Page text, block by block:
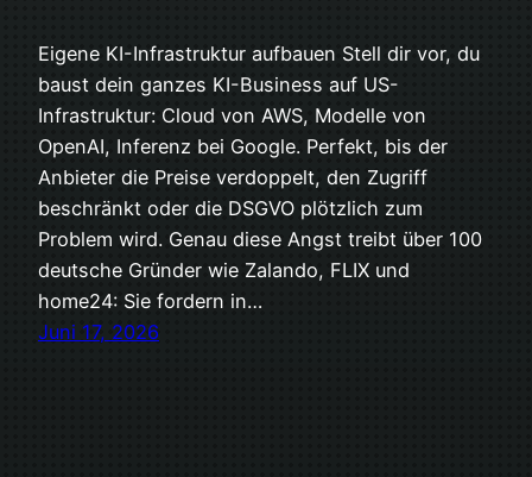
Eigene KI-Infrastruktur aufbauen Stell dir vor, du
baust dein ganzes KI-Business auf US-
Infrastruktur: Cloud von AWS, Modelle von
OpenAI, Inferenz bei Google. Perfekt, bis der
Anbieter die Preise verdoppelt, den Zugriff
beschränkt oder die DSGVO plötzlich zum
Problem wird. Genau diese Angst treibt über 100
deutsche Gründer wie Zalando, FLIX und
home24: Sie fordern in…
Juni 17, 2026